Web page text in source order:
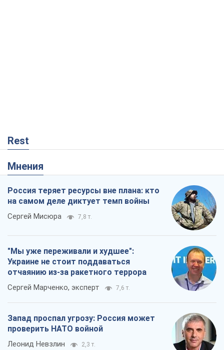
Rest
Мнения
Россия теряет ресурсы вне плана: кто
на самом деле диктует темп войны
Сергей Мисюра 7,8 т.
"Мы уже переживали и худшее":
Украине не стоит поддаваться
отчаянию из-за ракетного террора
Сергей Марченко, эксперт 7,6 т.
Запад проспал угрозу: Россия может
проверить НАТО войной
Леонид Невзлин 2,3 т.